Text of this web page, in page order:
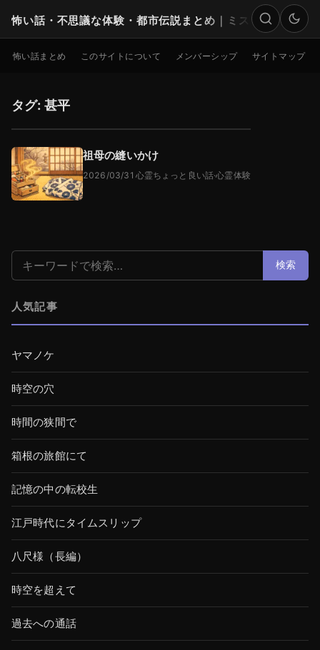
怖い話・不思議な体験・都市伝説まとめ｜ミステリー
検索
怖い話まとめ このサイトについて メンバーシップ サイトマップ
タグ: 甚平
祖母の縫いかけ
2026/03/31 心霊ちょっと良い話·心霊体験
検索: 検索
人気記事
ヤマノケ
時空の穴
時間の狭間で
箱根の旅館にて
記憶の中の転校生
江戸時代にタイムスリップ
八尺様（長編）
時空を超えて
過去への通話